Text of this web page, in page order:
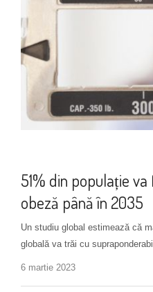
51% din populație
obeză până în 2035
Un studiu global estimează că
globală va trăi cu
6 martie 2023